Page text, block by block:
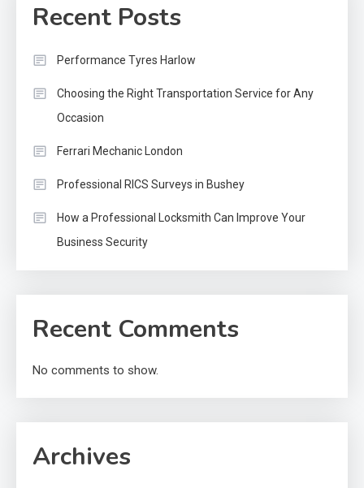
Recent Posts
Performance Tyres Harlow
Choosing the Right Transportation Service for Any
Occasion
Ferrari Mechanic London
Professional RICS Surveys in Bushey
How a Professional Locksmith Can Improve Your
Business Security
Recent Comments
No comments to show.
Archives